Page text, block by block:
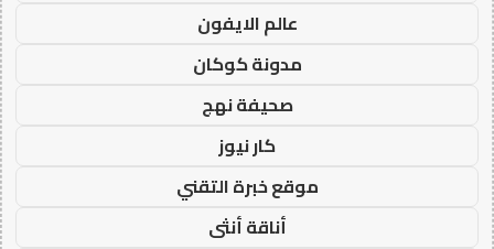
عالم الايفون
مدونة كوكان
صحيفة نهج
كار نيوز
موقع خبرة التقني
أناقة أنثى